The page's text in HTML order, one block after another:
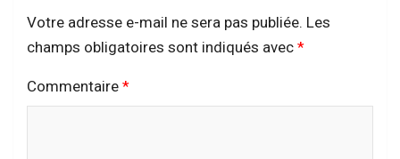
Votre adresse e-mail ne sera pas publiée. Les
champs obligatoires sont indiqués avec *
Commentaire *